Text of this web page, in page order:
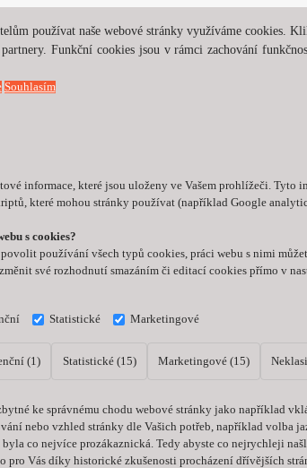
používat naše webové stránky využíváme cookies.
Funkční cookies jsou v rámci zachování
Souhlasím
informace, které jsou uloženy ve Vašem prohlížeči.
které mohou stránky používat (například Google
s cookies?
používání všech typů cookies, práci webu s nimi
své rozhodnutí smazáním či editací cookies přímo v
Statistické Marketingové
(1) Statistické (15) Marketingové (15)
ke správnému chodu webové stránky jako například
nebo vzhled stránky dle Vašich potřeb, například volba
co nejvíce prozákaznická. Tedy abyste co nejrychleji
pro Vás díky historické zkušenosti procházení dřívějších